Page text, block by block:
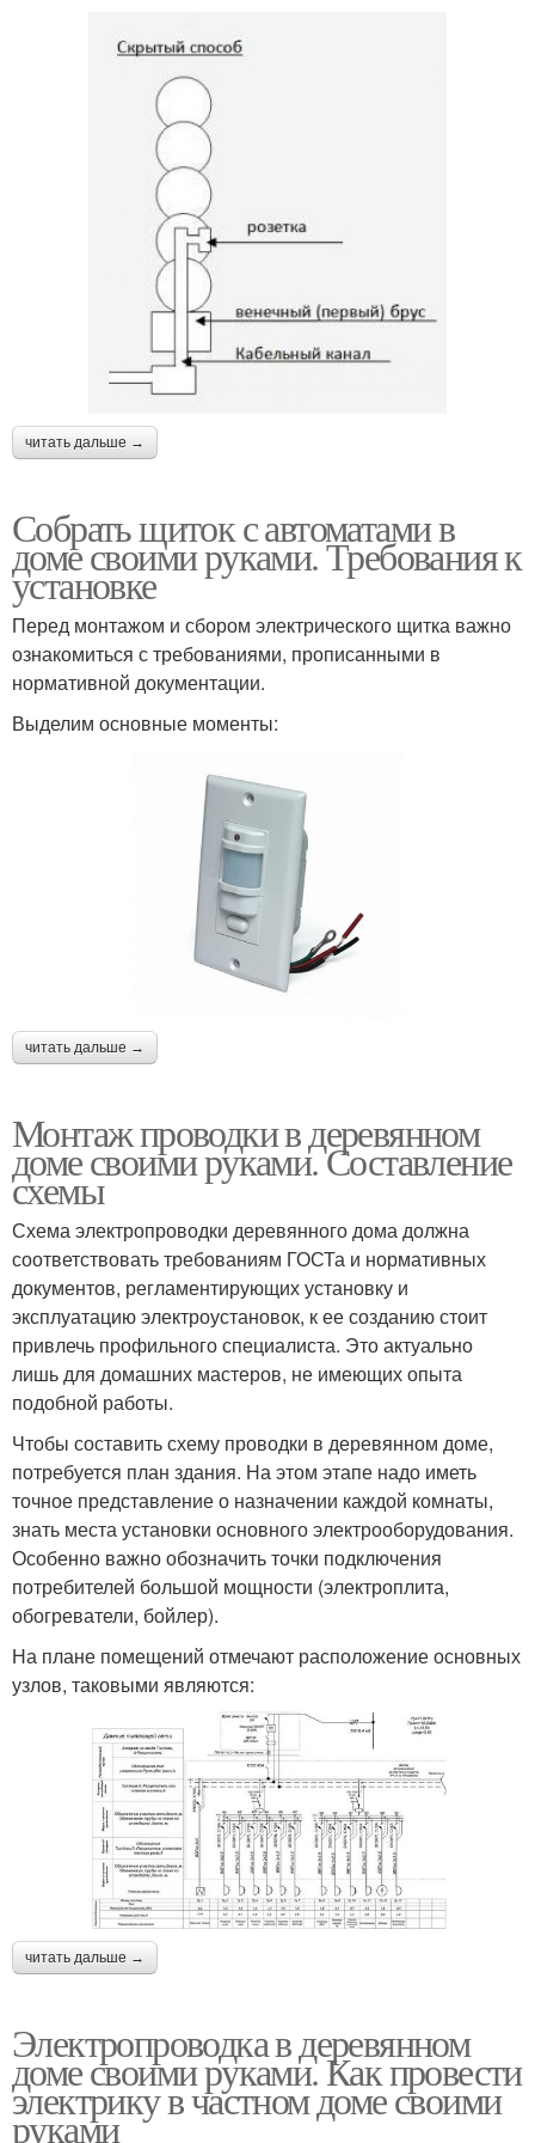
читать дальше →
Собрать щиток с автоматами в
доме своими руками. Требования к
установке
Перед монтажом и сбором электрического щитка важно
ознакомиться с требованиями, прописанными в
нормативной документации.
Выделим основные моменты:
читать дальше →
Монтаж проводки в деревянном
доме своими руками. Составление
схемы
Схема электропроводки деревянного дома должна
соответствовать требованиям ГОСТа и нормативных
документов, регламентирующих установку и
эксплуатацию электроустановок, к ее созданию стоит
привлечь профильного специалиста. Это актуально
лишь для домашних мастеров, не имеющих опыта
подобной работы.
Чтобы составить схему проводки в деревянном доме,
потребуется план здания. На этом этапе надо иметь
точное представление о назначении каждой комнаты,
знать места установки основного электрооборудования.
Особенно важно обозначить точки подключения
потребителей большой мощности (электроплита,
обогреватели, бойлер).
На плане помещений отмечают расположение основных
узлов, таковыми являются:
читать дальше →
Электропроводка в деревянном
доме своими руками. Как провести
электрику в частном доме своими
руками